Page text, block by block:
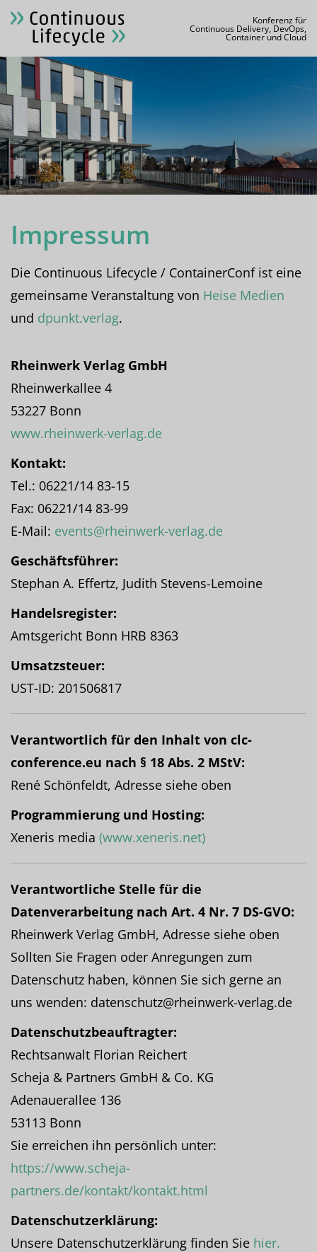
Konferenz für
Continuous Delivery, DevOps,
Container und Cloud
Impressum
Die Continuous Lifecycle / ContainerConf ist eine
gemeinsame Veranstaltung von Heise Medien
und dpunkt.verlag.
Rheinwerk Verlag GmbH
Rheinwerkallee 4
53227 Bonn
www.rheinwerk-verlag.de
Kontakt:
Tel.: 06221/14 83-15
Fax: 06221/14 83-99
E-Mail: events@rheinwerk-verlag.de
Geschäftsführer:
Stephan A. Effertz, Judith Stevens-Lemoine
Handelsregister:
Amtsgericht Bonn HRB 8363
Umsatzsteuer:
UST-ID: 201506817
Verantwortlich für den Inhalt von clc-
conference.eu nach § 18 Abs. 2 MStV:
René Schönfeldt, Adresse siehe oben
Programmierung und Hosting:
Xeneris media (www.xeneris.net)
Verantwortliche Stelle für die
Datenverarbeitung nach Art. 4 Nr. 7 DS-GVO:
Rheinwerk Verlag GmbH, Adresse siehe oben
Sollten Sie Fragen oder Anregungen zum
Datenschutz haben, können Sie sich gerne an
uns wenden: datenschutz@rheinwerk-verlag.de
Datenschutzbeauftragter:
Rechtsanwalt Florian Reichert
Scheja & Partners GmbH & Co. KG
Adenauerallee 136
53113 Bonn
Sie erreichen ihn persönlich unter:
https://www.scheja-
partners.de/kontakt/kontakt.html
Datenschutzerklärung:
Unsere Datenschutzerklärung finden Sie hier.